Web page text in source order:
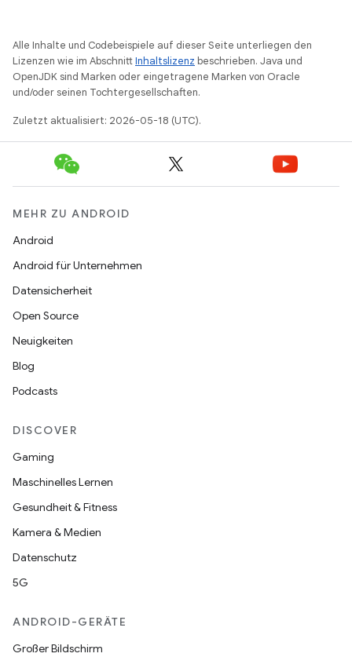
Alle Inhalte und Codebeispiele auf dieser Seite unterliegen den
Lizenzen wie im AbschnittInhaltslizenz beschrieben. Java und
OpenJDK sind Marken oder eingetragene Marken von Oracle
und/oder seinen Tochtergesellschaften.
Zuletzt aktualisiert: 2026-05-18 (UTC).
MEHR ZU ANDROID
Android
Android für Unternehmen
Datensicherheit
Open Source
Neuigkeiten
Blog
Podcasts
DISCOVER
Gaming
Maschinelles Lernen
Gesundheit & Fitness
Kamera & Medien
Datenschutz
5G
ANDROID-GERÄTE
Großer Bildschirm